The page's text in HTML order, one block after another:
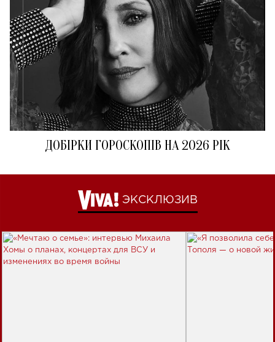
ДОБІРКИ ГОРОСКОПІВ НА 2026 РІК
ЭКСКЛЮЗИВ